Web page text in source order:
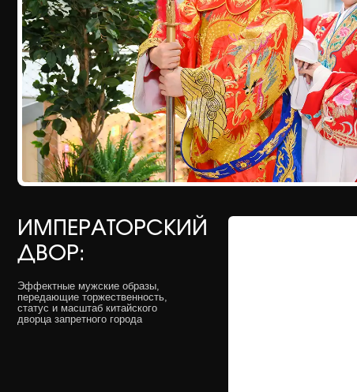
ИМПЕРАТОРСКИЙ
ДВОР:
Эффектные мужские образы,
передающие торжественность,
статус и масштаб китайского
дворца запретного города
ПРИДВОРНЫЕ
ДАМЫ: